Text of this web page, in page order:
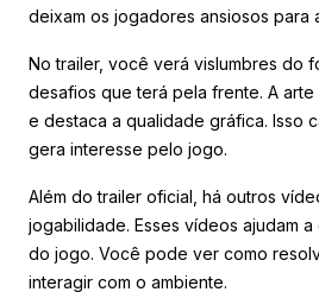
deixam os jogadores ansiosos para
No trailer, você verá vislumbres do
desafios que terá pela frente. A arte
e destaca a qualidade gráfica. Isso
gera interesse pelo jogo.
Além do trailer oficial, há outros
jogabilidade. Esses vídeos ajudam
do jogo. Você pode ver como
interagir com o ambiente.